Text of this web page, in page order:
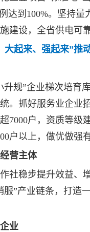
达到100%。坚持
建设，全省供电可
大起来、强起来”
升规”企业梯次培育
。抓好服务业企业
7000户，资质等级
户以上，做优做强
营主体
社稳步提升效益、
服”产业链条，打
业